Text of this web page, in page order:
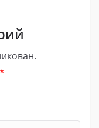
*